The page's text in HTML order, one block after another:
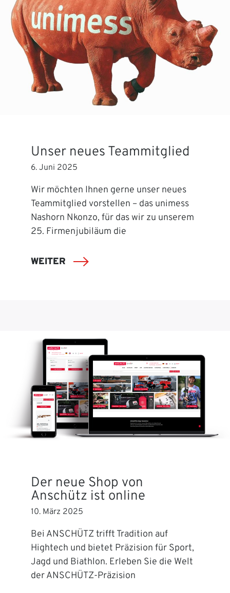
Unser neues Teammitglied
6. Juni 2025
Wir möchten Ihnen gerne unser neues
Teammitglied vorstellen – das unimess
Nashorn Nkonzo, für das wir zu unserem
25. Firmenjubiläum die
WEITER
Der neue Shop von
Anschütz ist online
10. März 2025
Bei ANSCHÜTZ trifft Tradition auf
Hightech und bietet Präzision für Sport,
Jagd und Biathlon. Erleben Sie die Welt
der ANSCHÜTZ-Präzision